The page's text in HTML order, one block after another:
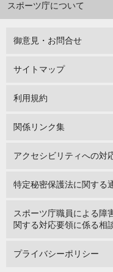
スポーツ庁について
御意見・お問合せ
サイトマップ
利用規約
関係リンク集
アクセシビリティへの対
特定秘密保護法に関する
スポーツ庁職員による障
関する対応要領に係る相
プライバシーポリシー